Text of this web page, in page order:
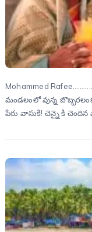
Mohammed
మండలంలో వున్న
పేరు వాసుకి! చెన్నై కి